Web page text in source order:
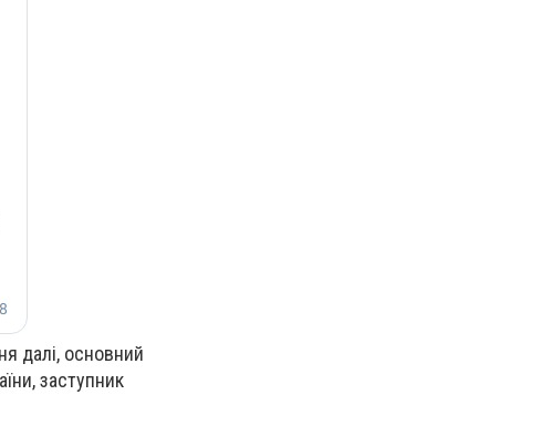
далі, основний
заступник